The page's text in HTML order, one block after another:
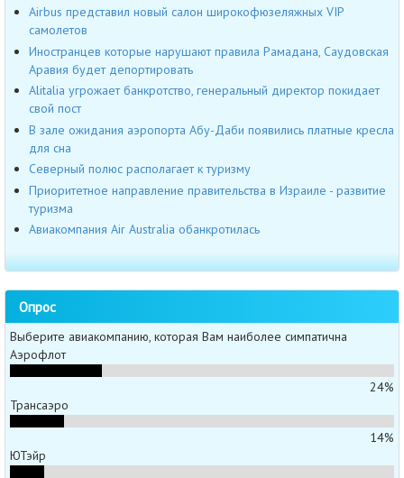
Airbus представил новый салон широкофюзеляжных VIP
самолетов
Иностранцев которые нарушают правила Рамадана, Саудовская
Аравия будет депортировать
Alitalia угрожает банкротство, генеральный директор покидает
свой пост
В зале ожидания аэропорта Абу-Даби появились платные кресла
для сна
Северный полюс располагает к туризму
Приоритетное направление правительства в Израиле - развитие
туризма
Авиакомпания Air Australia обанкротилась
Опрос
Выберите авиакомпанию, которая Вам наиболее симпатична
Аэрофлот
24%
Трансаэро
14%
ЮТэйр